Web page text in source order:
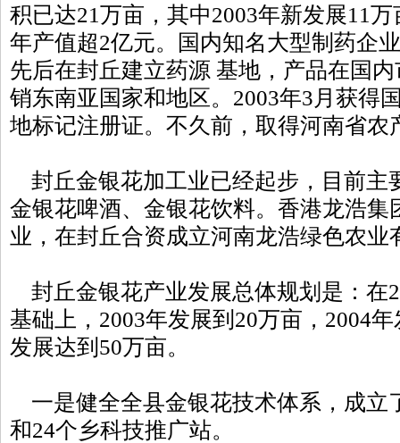
积已达21万亩，其中2003年新发展11
年产值超2亿元。国内知名大型制药企
先后在封丘建立药源 基地，产品在国
销东南亚国家和地区。2003年3月获得
地标记注册证。不久前，取得河南省农
封丘金银花加工业已经起步，目前主
金银花啤酒、金银花饮料。香港龙浩集
业，在封丘合资成立河南龙浩绿色农业
封丘金银花产业发展总体规划是：在
基础上，2003年发展到20万亩，2004
发展达到50万亩。
一是健全全县金银花技术体系，成立
和24个乡科技推广站。